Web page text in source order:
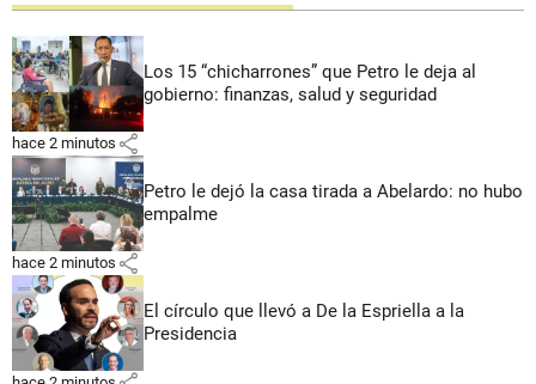
Los 15 “chicharrones” que Petro le deja al
gobierno: finanzas, salud y seguridad
hace 2 minutos share
Petro le dejó la casa tirada a Abelardo: no hubo
empalme
hace 2 minutos share
El círculo que llevó a De la Espriella a la
Presidencia